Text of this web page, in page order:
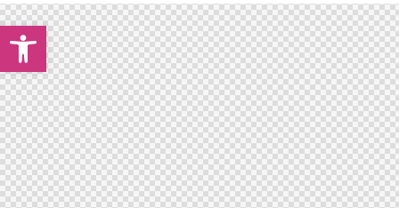
Abrir barra de herramientas